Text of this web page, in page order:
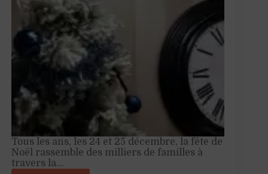
Tous les ans, les 24 et 25 décembre, la fête de
Noël rassemble des milliers de familles à
travers la…